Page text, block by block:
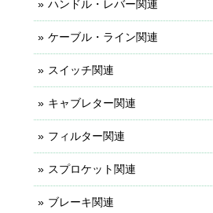
ハンドル・レバー関連
ケーブル・ライン関連
スイッチ関連
キャブレター関連
フィルター関連
スプロケット関連
ブレーキ関連